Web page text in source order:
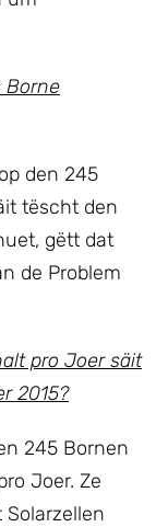
Borne
den 245
tëscht den
gëtt dat
de Problem
pro Joer säit
2015?
245 Bornen
Joer. Ze
Solarzellen